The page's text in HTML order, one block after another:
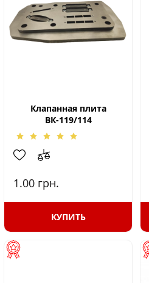
Клапанная плита
ВК-119/114
1.00 грн.
КУПИТЬ